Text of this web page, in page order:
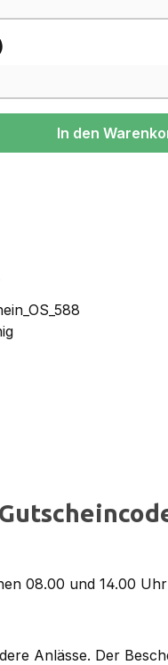
auswählen
Wert ein oder
In den
08.00 und 14.00
Anlässe. Der